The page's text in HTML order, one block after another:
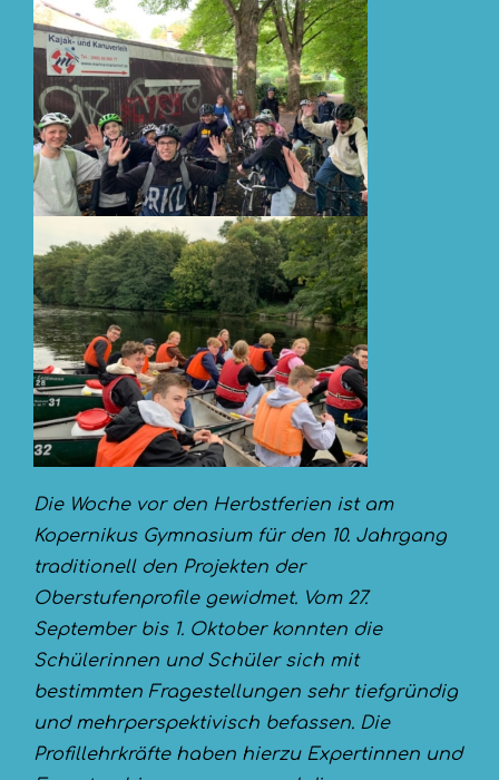
Die Woche vor den Herbstferien ist am
Kopernikus Gymnasium für den 10. Jahrgang
traditionell den Projekten der
Oberstufenprofile gewidmet. Vom 27.
September bis 1. Oktober konnten die
Schülerinnen und Schüler sich mit
bestimmten Fragestellungen sehr tiefgründig
und mehrperspektivisch befassen. Die
Profillehrkräfte haben hierzu Expertinnen und